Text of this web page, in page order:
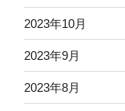
2023年10月
2023年9月
2023年8月